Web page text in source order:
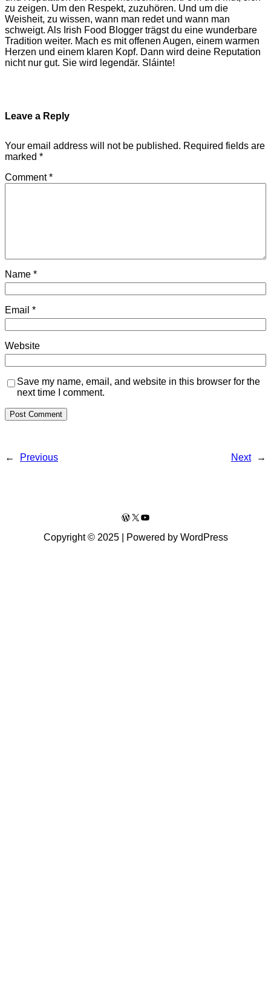
zu zeigen. Um den Respekt, zuzuhören. Und um die
Weisheit, zu wissen, wann man redet und wann man
schweigt. Als Irish Food Blogger trägst du eine wunderbare
Tradition weiter. Mach es mit offenen Augen, einem warmen
Herzen und einem klaren Kopf. Dann wird deine Reputation
nicht nur gut. Sie wird legendär. Sláinte!
Leave a Reply
Your email address will not be published. Required fields are
marked *
Comment*
Name *
Email *
Website
Save my name, email, and website in this browser for the
next time I comment.
← Previous Next →
WordPress
X YouTube
Copyright © 2025 | Powered by WordPress